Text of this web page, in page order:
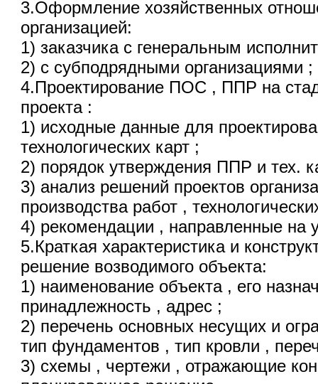
3.Оформление хозяйственных
организацией:
1) заказчика с генеральным
2) с субподрядными организациями ;
4.Проектирование ПОС , ППР на
проекта :
1) исходные данные для
технологических карт ;
2) порядок утверждения ППР и тех.
3) анализ решений проектов
производства работ ,
4) рекомендации , направленные на
5.Краткая характеристика и
решение возводимого объекта:
1) наименование объекта , его
принадлежность , адрес ;
2) перечень основных несущих и
тип фундаментов , тип кровли ,
3) схемы , чертежи , отражающие